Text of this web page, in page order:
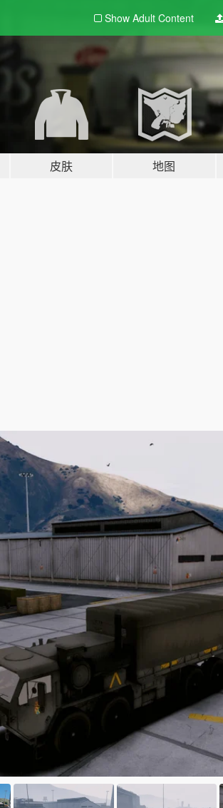
Show Adult Content
皮肤 地图